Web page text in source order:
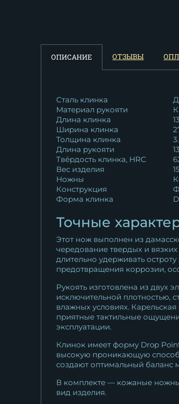
ОПИСАНИЕ ОТЗЫВЫ
Сталь клинка
Материал рукояти
Длина клинка
Ширина клинка
Толщина клинка
Длина рукояти
Твёрдость клинка, HRC
Вес изделия
Ножны
Конструкция
Форма клинка
Точные
Этот нож выполнен из
чередование твердых и
длительно удерживать
предотвращения коррозии,
Рукоять изготовлена из двух
исключительной плотностью,
влажных условиях.
приятные тактильные
эксплуатации.
Клинок имеет форму Drop
высокую проникающую
создают оптимальный баланс
В комплекте — кожаные
вид изделия.